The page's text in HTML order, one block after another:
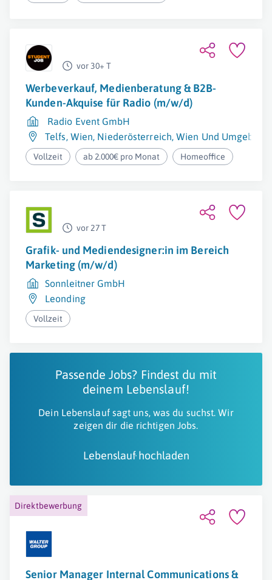
vor 30+ T
Werbeverkauf, Medienberatung & B2B-
Kunden-Akquise für Radio (m/w/d)
Radio Event GmbH
Telfs, Wien, Niederösterreich,Wien Und Umgebung
Vollzeit ab 2.000€ pro Monat Homeoffice
vor 27 T
Grafik- und Mediendesigner:in im Bereich
Marketing (m/w/d)
Sonnleitner GmbH
Leonding
Vollzeit
Passende Jobs? Findest du mit
deinem Lebenslauf!
Dein Lebenslauf sagt uns, was du suchst. Wir
zeigen dir die richtigen Jobs.
Lebenslauf hochladen
Direktbewerbung
Senior Manager Internal Communications &